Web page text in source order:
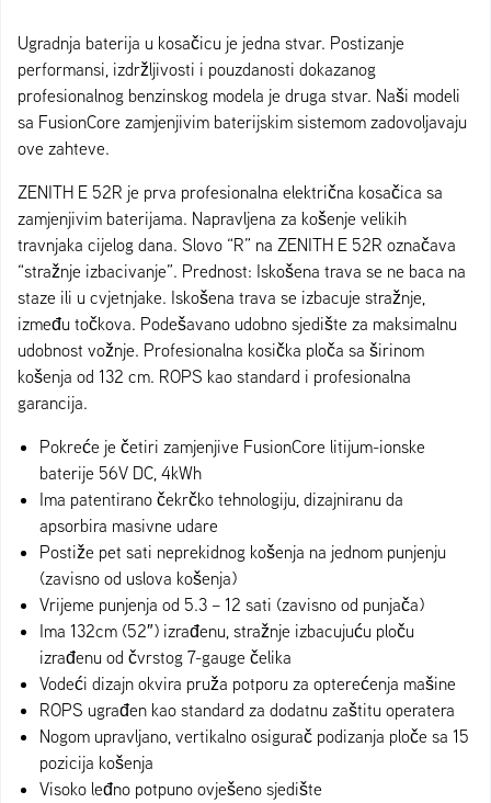
Ugradnja baterija u kosačicu je jedna stvar. Postizanje
performansi, izdržljivosti i pouzdanosti dokazanog
profesionalnog benzinskog modela je druga stvar. Naši modeli
sa FusionCore zamjenjivim baterijskim sistemom zadovoljavaju
ove zahteve.
ZENITH E 52R je prva profesionalna električna kosačica sa
zamjenjivim baterijama. Napravljena za košenje velikih
travnjaka cijelog dana. Slovo “R” na ZENITH E 52R označava
“stražnje izbacivanje”. Prednost: Iskošena trava se ne baca na
staze ili u cvjetnjake. Iskošena trava se izbacuje stražnje,
između točkova. Podešavano udobno sjedište za maksimalnu
udobnost vožnje. Profesionalna kosička ploča sa širinom
košenja od 132 cm. ROPS kao standard i profesionalna
garancija.
Pokreće je četiri zamjenjive FusionCore litijum-ionske
baterije 56V DC, 4kWh
Ima patentirano čekrčko tehnologiju, dizajniranu da
apsorbira masivne udare
Postiže pet sati neprekidnog košenja na jednom punjenju
(zavisno od uslova košenja)
Vrijeme punjenja od 5.3 – 12 sati (zavisno od punjača)
Ima 132cm (52″) izrađenu, stražnje izbacujuću ploču
izrađenu od čvrstog 7-gauge čelika
Vodeći dizajn okvira pruža potporu za opterećenja mašine
ROPS ugrađen kao standard za dodatnu zaštitu operatera
Nogom upravljano, vertikalno osigurač podizanja ploče sa 15
pozicija košenja
Visoko leđno potpuno ovješeno sjedište